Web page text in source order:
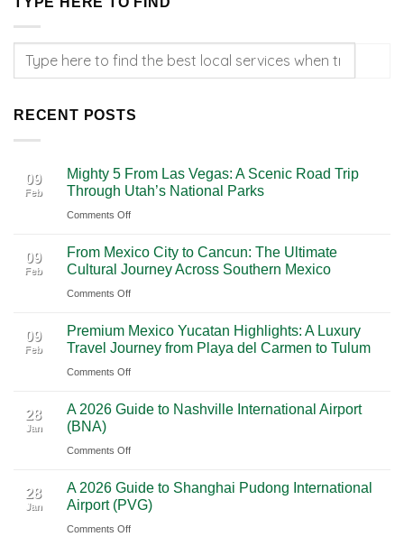
RECENT POSTS
09
Feb
Mighty 5 From Las Vegas: A Scenic Road Trip
Through Utah’s National Parks
Comments Offon
5
From
Las
A
Scenic
Road
Through
National
09
Feb
From Mexico City to Cancun: The Ultimate
Cultural Journey Across Southern Mexico
Comments Offon
Mexico
City
to
The
Cultural
Across
Southern
Mexico
09
Feb
Premium Mexico Yucatan Highlights: A Luxury
Travel Journey from Playa del Carmen to Tulum
Comments Offon
Mexico
Highlights:
Luxury
Travel
Journey
28
Jan
A 2026 Guide to Nashville International Airport
(BNA)
Comments Offon
2026
Guide
to
28
Jan
A 2026 Guide to Shanghai Pudong International
Airport (PVG)
Comments Offon